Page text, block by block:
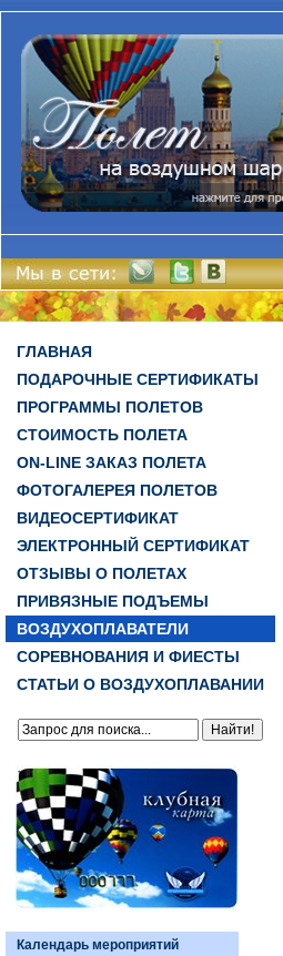
ГЛАВНАЯ
ПОДАРОЧНЫЕ СЕРТИФИКАТЫ
ПРОГРАММЫ ПОЛЕТОВ
СТОИМОСТЬ ПОЛЕТА
ON-LINE ЗАКАЗ ПОЛЕТА
ФОТОГАЛЕРЕЯ ПОЛЕТОВ
ВИДЕОСЕРТИФИКАТ
ЭЛЕКТРОННЫЙ СЕРТИФИКАТ
ОТЗЫВЫ О ПОЛЕТАХ
ПРИВЯЗНЫЕ ПОДЪЕМЫ
ВОЗДУХОПЛАВАТЕЛИ
СОРЕВНОВАНИЯ И ФИЕСТЫ
СТАТЬИ О ВОЗДУХОПЛАВАНИИ
Календарь мероприятий